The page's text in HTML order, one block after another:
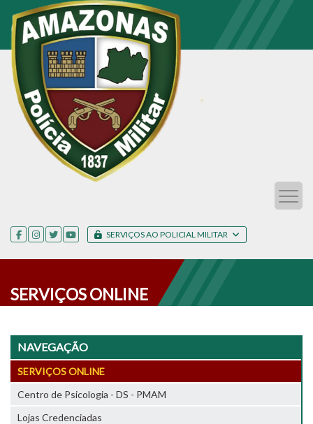
SERVIÇOS AO POLICIAL MILITAR
SERVIÇOS ONLINE
NAVEGAÇÃO
SERVIÇOS ONLINE
Centro de Psicologia - DS - PMAM
Lojas Credenciadas